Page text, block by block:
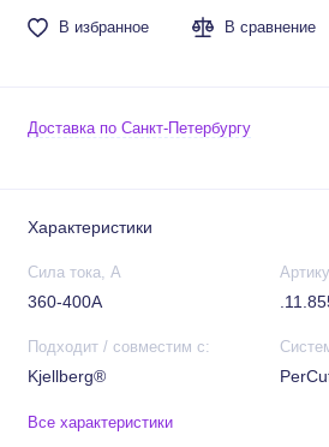
В избранное В сравнение
Доставка по Санкт-Петербургу
Характеристики
Сила тока, А
360-400А
Подходит / совместим с:
Kjellberg®
Все характеристики